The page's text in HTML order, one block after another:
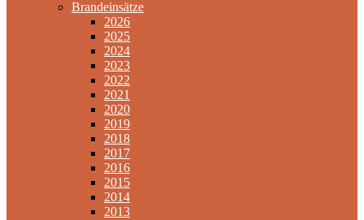
Brandeinsätze
2026
2025
2024
2023
2022
2021
2020
2019
2018
2017
2016
2015
2014
2013